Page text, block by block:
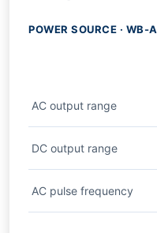
POWER SOURCE · WB-
AC output range
DC output range
AC pulse frequency